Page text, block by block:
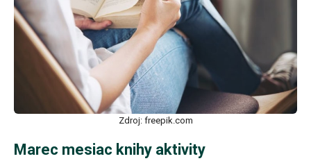
Zdroj: freepik.com
Marec mesiac knihy aktivity